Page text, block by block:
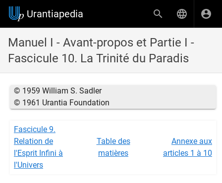
Urantiapedia
Manuel I - Avant-propos et Partie I -
Fascicule 10. La Trinité du Paradis
© 1959 William S. Sadler
© 1961 Urantia Foundation
Fascicule 9.
Relation de
l'Esprit Infini à
l'Univers
Table des
matières
Annexe aux
articles 1 à 10